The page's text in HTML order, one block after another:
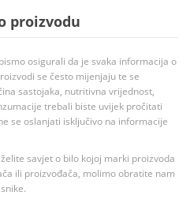
proizvodu
osigurali da je svaka informacija o
se često mijenjaju te se
sastojaka, nutritivna vrijednost,
trebali biste uvijek pročitati
se oslanjati isključivo na informacije
savjet o bilo kojoj marki proizvoda
ili proizvođača, molimo obratite nam